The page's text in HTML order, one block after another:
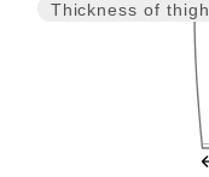
Thickness of thigh